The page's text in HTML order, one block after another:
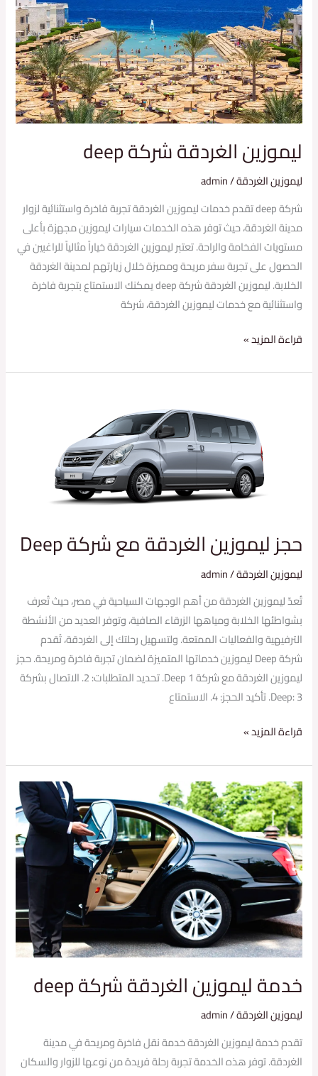
ليموزين الغردقة شركة deep
ليموزين الغردقة/
admin
شركة deep تقدم خدمات ليموزين الغردقة تجربة فاخرة واستثنائية لزوار
مدينة الغردقة، حيث توفر هذه الخدمات سيارات ليموزين مجهزة بأعلى
مستويات الفخامة والراحة. تعتبر ليموزين الغردقة خياراً مثالياً للراغبين في
الحصول على تجربة سفر مريحة ومميزة خلال زيارتهم لمدينة الغردقة
الخلابة. ليموزين الغردقة شركة deep يمكنك الاستمتاع بتجربة فاخرة
واستثنائية مع خدمات ليموزين الغردقة، شركة
شركة
deep
قراءة المزيد »
حجز ليموزين الغردقة مع شركة Deep
ليموزين الغردقة/
admin
تُعدّ ليموزين الغردقة من أهم الوجهات السياحية في مصر، حيث تُعرف
بشواطئها الخلابة ومياهها الزرقاء الصافية، وتوفر العديد من الأنشطة
الترفيهية والفعاليات الممتعة. ولتسهيل رحلتك إلى الغردقة، تُقدم
شركة Deep ليموزين خدماتها المتميزة لضمان تجربة فاخرة ومريحة. حجز
ليموزين الغردقة مع شركة Deep 1. تحديد المتطلبات: 2. الاتصال بشركة
Deep: 3. تأكيد الحجز: 4. الاستمتاع
قراءة المزيد »
خدمة ليموزين الغردقة شركة deep
ليموزين الغردقة/
admin
تقدم خدمة ليموزين الغردقة خدمة نقل فاخرة ومريحة في مدينة
الغردقة. توفر هذه الخدمة تجربة رحلة فريدة من نوعها للزوار والسكان
خدمة
ليموزين
الغردقة
شركة
deep